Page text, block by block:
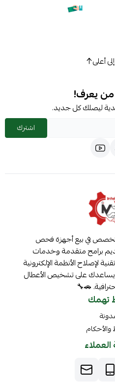
أعلى
يعرف!
ليصلك كل جديد.
اشترك
في بيع أجهزة فحص
برامج متقدمة وخدمات
لإصلاح الأنظمة الإلكترونية
يساعدك على تشخيص الأعطال
🚗🔧
تهمك
والأحكام